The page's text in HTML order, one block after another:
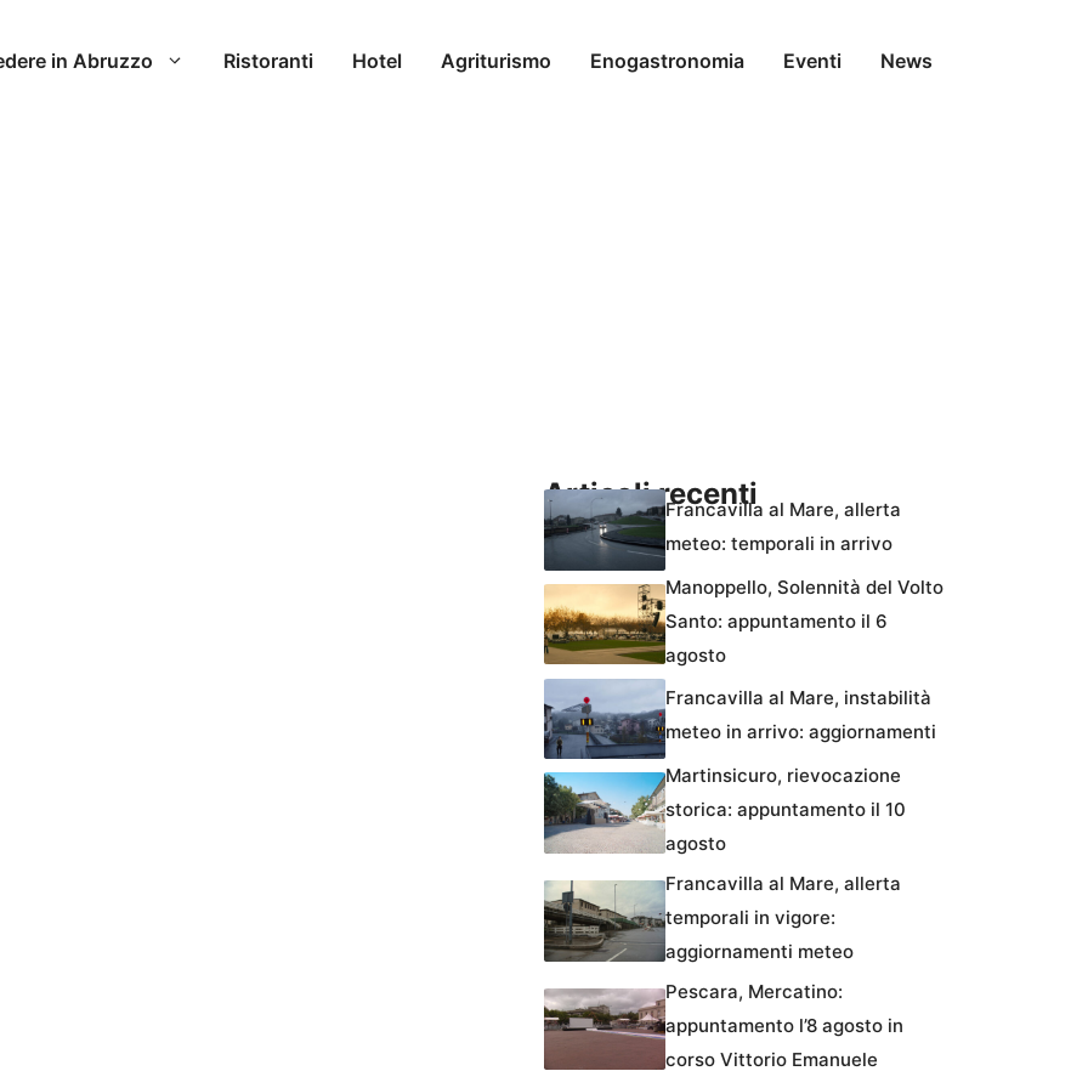
in Abruzzo Ristoranti Hotel Agriturismo Enogastronomia Eventi News
Articoli recentiFrancavilla al Mare, allerta
meteo: temporali in arrivo
Manoppello, Solennità del Volto
Santo: appuntamento il 6
agosto
Francavilla al Mare, instabilità
meteo in arrivo: aggiornamenti
Martinsicuro, rievocazione
storica: appuntamento il 10
agosto
Francavilla al Mare, allerta
temporali in vigore:
aggiornamenti meteo
Pescara, Mercatino:
appuntamento l’8 agosto in
corso Vittorio Emanuele